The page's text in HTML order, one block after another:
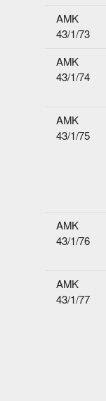
AMK
43/1/73
AMK
43/1/74
AMK
43/1/75
AMK
43/1/76
AMK
43/1/77